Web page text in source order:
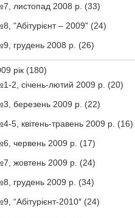
листопад 2008 р. (33)
"Абітурієнт – 2009" (24)
грудень 2008 р. (26)
рік (180)
2, січень-лютий 2009 р. (20)
березень 2009 р. (22)
5, квітень-травень 2009 р. (16)
червень 2009 р. (17)
жовтень 2009 р. (24)
грудень 2009 р. (34)
“Абітурієнт-2010″ (24)